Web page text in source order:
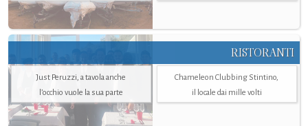
RISTORANTI
Just Peruzzi, a tavola anche
l’occhio vuole la sua parte
Chameleon Clubbing Stintino,
il locale dai mille volti